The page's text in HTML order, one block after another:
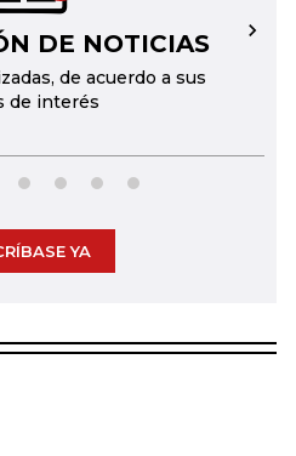
DE NOTICIAS
de acuerdo a sus
de interés
→
YA